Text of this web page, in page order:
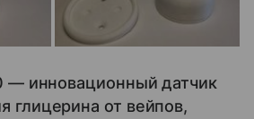
— инновационный датчик
глицерина от вейпов,